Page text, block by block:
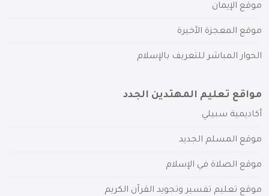
موقع الإيمان
موقع المعجزة الأخيرة
الحوار المباشر للتعريف بالإسلام
مواقع تعليم المهتدين الجدد
أكاديمية سبيلي
موقع المسلم الجديد
موقع الصلاة في الإسلام
موقع تعليم تفسير وتجويد القرآن الكريم